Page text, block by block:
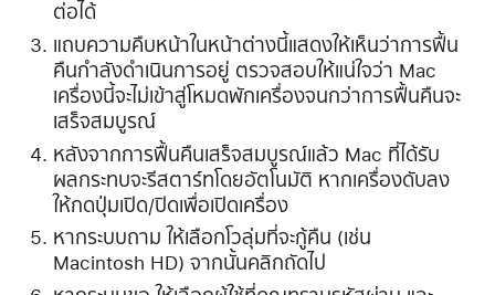
ต่อได้
แถบความคืบหน้าในหน้าต่างนี้แสดงให้เห็นว่าการฟื้น
คืนกำลังดำเนินการอยู่ ตรวจสอบให้แน่ใจว่า Mac
เครื่องนี้จะไม่เข้าสู่โหมดพักเครื่องจนกว่าการฟื้นคืนจะ
เสร็จสมบูรณ์
หลังจากการฟื้นคืนเสร็จสมบูรณ์แล้ว Mac ที่ได้รับ
ผลกระทบจะรีสตาร์ทโดยอัตโนมัติ หากเครื่องดับลง
ให้กดปุ่มเปิด/ปิดเพื่อเปิดเครื่อง
หากระบบถาม ให้เลือกโวลุ่มที่จะกู้คืน (เช่น
Macintosh HD) จากนั้นคลิกถัดไป